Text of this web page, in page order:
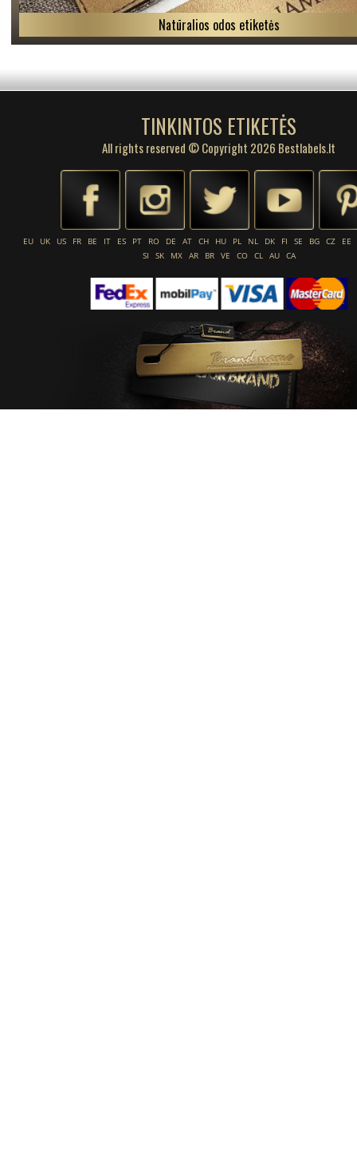
Natūralios odos etiketės
TINKINTOS ETIKETĖS
All rights reserved © Copyright 2026 Bestlabels.lt
EU UK US FR BE IT ES PT RO DE AT CH HU PL NL DK FI SE BG CZ
EE
SI
SK MX AR BR VE CO CL AU CA